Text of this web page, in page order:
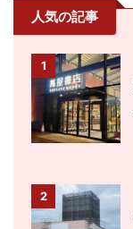
人気の記事
1
2